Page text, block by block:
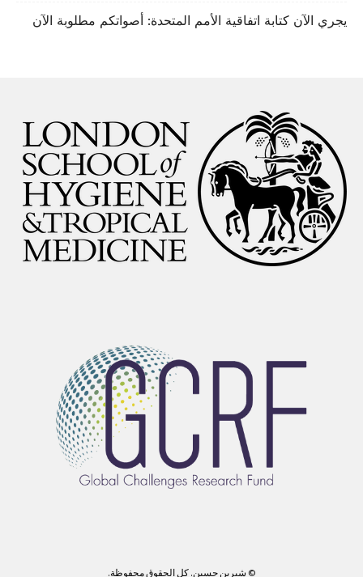
يجري الآن كتابة اتفاقية الأمم المتحدة: أصواتكم مطلوبة الآن
© شيرين حسين. كل الحقوق محفوظة.